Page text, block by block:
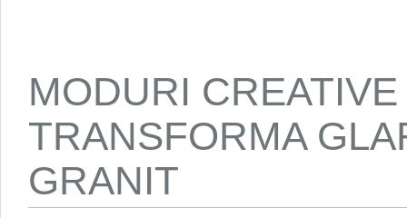
MODURI
TRANSFORMA
GRANIT